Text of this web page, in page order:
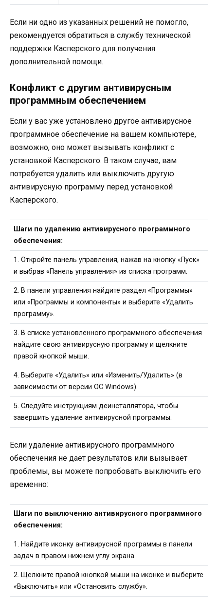
Если ни одно из указанных решений не помогло,
рекомендуется обратиться в службу технической
поддержки Касперского для получения
дополнительной помощи.
Конфликт с другим антивирусным
программным обеспечением
Если у вас уже установлено другое антивирусное
программное обеспечение на вашем компьютере,
возможно, оно может вызывать конфликт с
установкой Касперского. В таком случае, вам
потребуется удалить или выключить другую
антивирусную программу перед установкой
Касперского.
Шаги по удалению антивирусного программного
обеспечения:
1. Откройте панель управления, нажав на кнопку «Пуск»
и выбрав «Панель управления» из списка программ.
2. В панели управления найдите раздел «Программы»
или «Программы и компоненты» и выберите «Удалить
программу».
3. В списке установленного программного обеспечения
найдите свою антивирусную программу и щелкните
правой кнопкой мыши.
4. Выберите «Удалить» или «Изменить/Удалить» (в
зависимости от версии ОС Windows).
5. Следуйте инструкциям деинсталлятора, чтобы
завершить удаление антивирусной программы.
Если удаление антивирусного программного
обеспечения не дает результатов или вызывает
проблемы, вы можете попробовать выключить его
временно:
Шаги по выключению антивирусного программного
обеспечения:
1. Найдите иконку антивирусной программы в панели
задач в правом нижнем углу экрана.
2. Щелкните правой кнопкой мыши на иконке и выберите
«Выключить» или «Остановить службу».